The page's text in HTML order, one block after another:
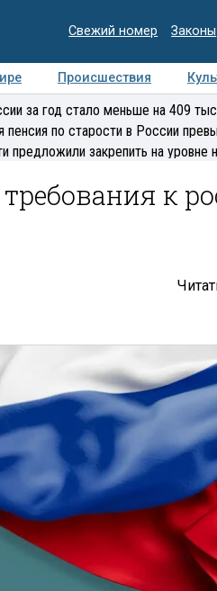
Свежий номер Законы
Происшествия
Медиацентр Интервью
за год стало меньше на 409
по старости в России
предложили закрепить на уровне
к